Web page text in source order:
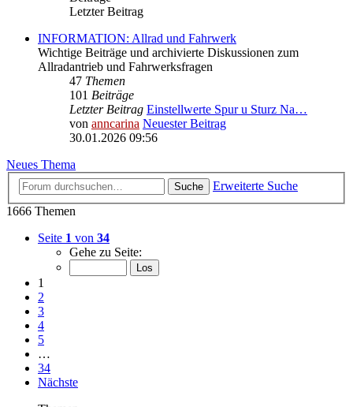
Letzter Beitrag
INFORMATION: Allrad und Fahrwerk
Wichtige Beiträge und archivierte Diskussionen zum
Allradantrieb und Fahrwerksfragen
47 Themen
101 Beiträge
Letzter Beitrag Einstellwerte Spur u Sturz Na…
von anncarina Neuester Beitrag
30.01.2026 09:56
Neues Thema
Suche
Erweiterte Suche
1666 Themen
Seite 1 von 34
Gehe zu Seite:
1
2
3
4
5
…
34
Nächste